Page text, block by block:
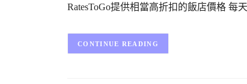
RatesToGo提供相當高折扣的飯店價格 每
CONTINUE READING